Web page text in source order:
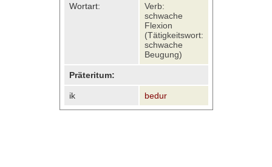
Wortart:
Verb:
schwache
Flexion
(Tätigkeitswort:
schwache
Beugung)
Präteritum:
ik bedur